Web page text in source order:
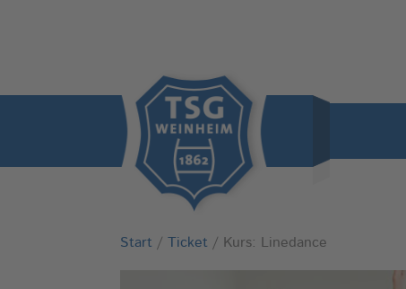
Start / Ticket / Kurs: Linedance